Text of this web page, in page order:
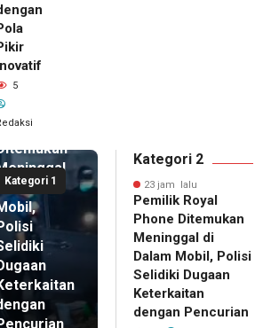
5
Kategori 1
23 jam lalu
di Dalam
Kategori 2
23 jam lalu
Pemilik Royal
Phone Ditemukan
Meninggal di
Dalam Mobil, Polisi
Selidiki Dugaan
Keterkaitan
dengan Pencurian